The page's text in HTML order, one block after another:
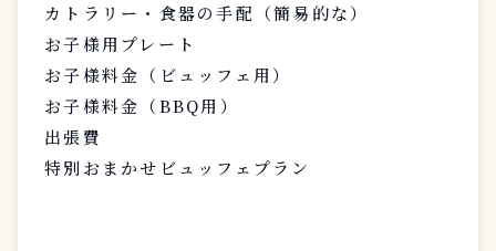
カトラリー・食器の手配（簡易的な）
お子様用プレート
お子様料金（ビュッフェ用）
お子様料金（BBQ用）
出張費
特別おまかせビュッフェプラン